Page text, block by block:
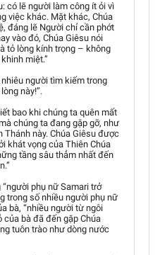
có lẽ người làm công ít ỏi vì
việc khác. Mặt khác, Chúa
đáng lẽ Người chỉ cần phớt
vào đó, Chúa Giêsu nói
tỏ lòng kính trọng – không
miệt.”
người tìm kiếm trong
này!”.
bao khi chúng ta quên mất
chúng ta đang gặp gỡ, như
Thánh này. Chúa Giêsu được
khát vọng của Thiên Chúa
tầng sâu thẳm nhất đến
phụ nữ Samari trở
trong số nhiều người phụ nữ
bà, “nhiều người từ ngôi
của bà đã đến gặp Chúa
tuôn trào như dòng nước